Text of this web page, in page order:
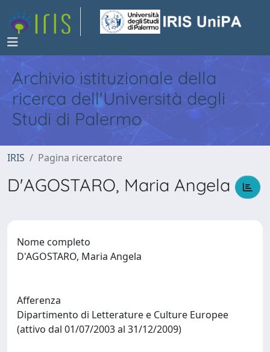
Archivio istituzionale della
ricerca dell'Università degli
Studi di Palermo
IRIS Pagina ricercatore
D'AGOSTARO, Maria Angela
Nome completo
D'AGOSTARO, Maria Angela
Afferenza
Dipartimento di Letterature e Culture Europee
(attivo dal 01/07/2003 al 31/12/2009)